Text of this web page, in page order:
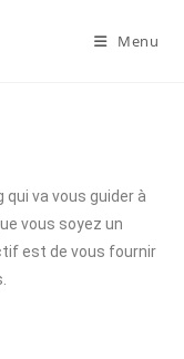
Menu
va vous guider à
vous soyez un
est de vous fournir